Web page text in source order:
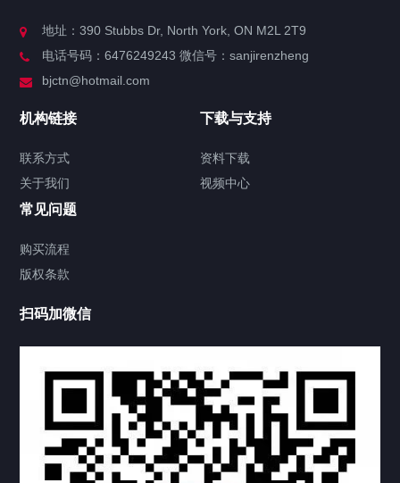
服务分类
签署类文件海牙认证程序费用
视频中心
上海东方公证处海牙认证
上海黄浦公证处海牙认证
上海临港公证处海牙认证
地址：390 Stubbs Dr, North York, ON M2L 2T9
电话号码：6476249243 微信号：sanjirenzheng
bjctn@hotmail.com
机构链接
联系方式
关于我们
下载与支持
资料下载
视频中心
常见问题
购买流程
版权条款
扫码加微信